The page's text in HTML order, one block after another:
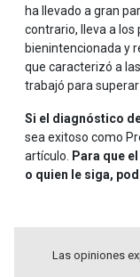
ha llevado a gran
contrario, lleva a los
bienintencionada y
que caracterizó a
trabajó para
Si el diagnóstico
sea exitoso como
artículo.
Para que
o quien le siga,
Las opiniones